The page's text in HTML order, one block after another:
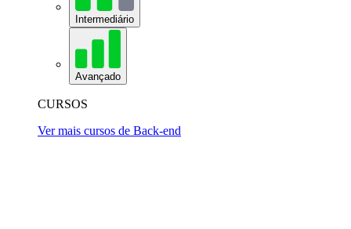
Intermediário
Avançado
CURSOS
Ver mais cursos de Back-end